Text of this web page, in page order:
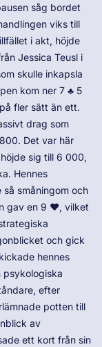
såg bordet
viks till
i akt, höjde
Jessica Teusl i
skulle inkapsla
kom ner 7 ♣ 5
fler sätt än ett.
drag som
Det var här
sig till 6 000,
Hennes
småningom och
gav en 9 ♥, vilket
och gick
hennes
psykologiska
efter
potten till
av
ett kort från sin